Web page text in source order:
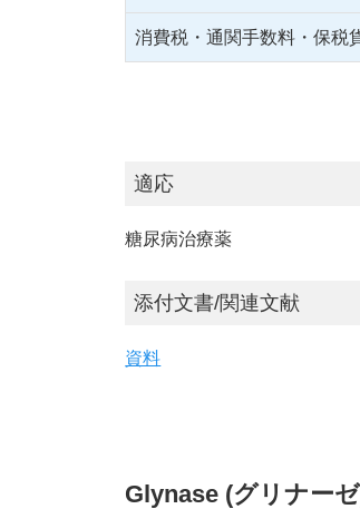
消費税・通関手数料・保税
適応
糖尿病治療薬
添付文書/関連文献
資料
Glynase (グリナー